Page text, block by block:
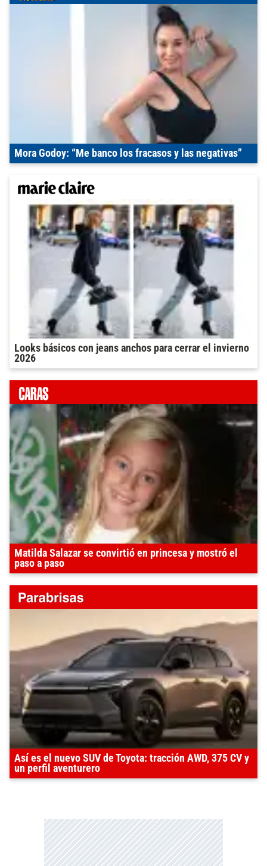
Mora Godoy: “Me banco los fracasos y las negativas”
Looks básicos con jeans anchos para cerrar el invierno
2026
Matilda Salazar se convirtió en princesa y mostró el
paso a paso
Así es el nuevo SUV de Toyota: tracción AWD, 375 CV y
un perfil aventurero